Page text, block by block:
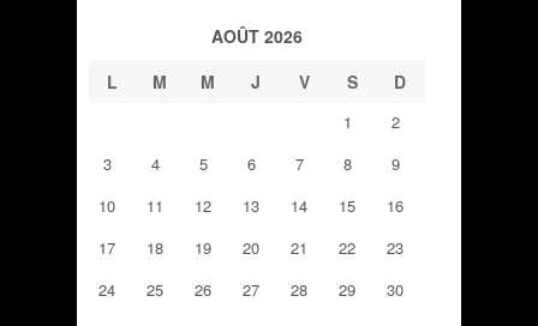
AOÛT 2026
L
M M J V S D
1
2
3
4 5 6 7 8
9
10
11 12 13 14 15
16
17
18 19 20 21 22
23
24
25 26 27 28 29
30